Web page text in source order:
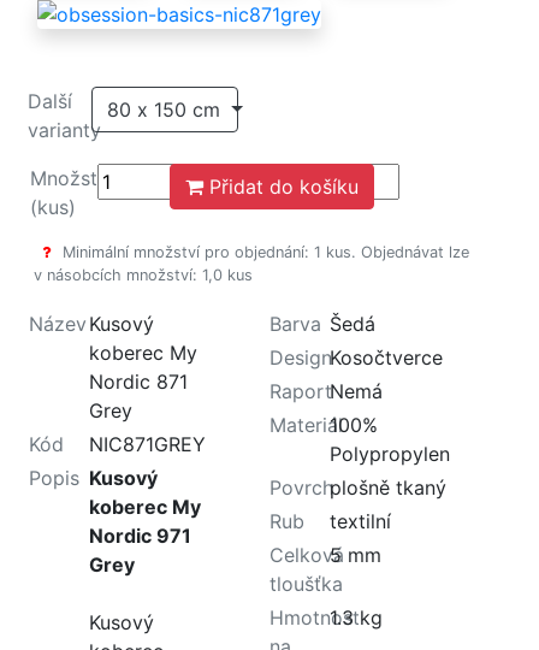
Další
varianty
80 x 150 cm
Množství
(kus)
Přidat do košíku
Minimální množství pro objednání: 1 kus. Objednávat lze
v násobcích množství: 1,0 kus
Název Kusový
koberec My
Nordic 871
Grey
Kód
NIC871GREY
Popis Kusový
koberec My
Nordic 971
Grey
Kusový
Barva Šedá
DesignKosočtverce
RaportNemá
Materiál100%
Polypropylen
Povrchplošně tkaný
Rub
textilní
Celková
tloušťka
5 mm
Hmotnost1.3 kg